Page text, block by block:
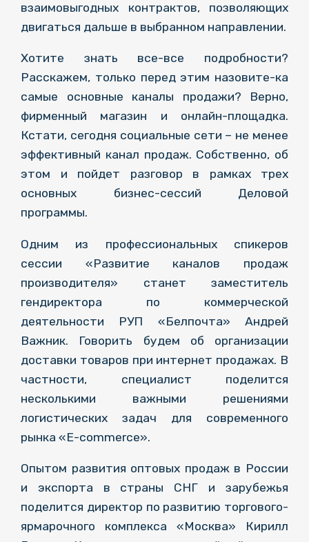
взаимовыгодных контрактов, позволяющих
двигаться дальше в выбранном направлении.
Хотите знать все-все подробности?
Расскажем, только перед этим назовите-ка
самые основные каналы продажи? Верно,
фирменный магазин и онлайн-площадка.
Кстати, сегодня социальные сети – не менее
эффективный канал продаж. Собственно, об
этом и пойдет разговор в рамках трех
основных бизнес-сессий Деловой
программы.
Одним из профессиональных спикеров
сессии «Развитие каналов продаж
производителя» станет заместитель
гендиректора по коммерческой
деятельности РУП «Белпочта» Андрей
Важник. Говорить будем об организации
доставки товаров при интернет продажах. В
частности, специалист поделится
несколькими важными решениями
логистических задач для современного
рынка «E-commerce».
Опытом развития оптовых продаж в России
и экспорта в страны СНГ и зарубежья
поделится директор по развитию торгового-
ярмарочного комплекса «Москва» Кирилл